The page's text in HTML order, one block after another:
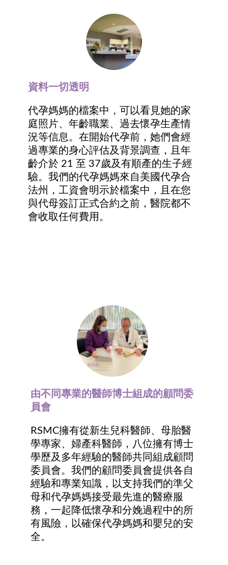
資料一切透明
代孕媽媽的檔案中，可以看見她的家
庭照片、年齡職業、過去懷孕生產情
況等信息。在開始代孕前，她們會經
過專業的身心評估及背景調查，且年
齡介於 21 至 37歲及有順產的生子經
驗。我們的代孕媽媽來自美國代孕合
法州，工資會明示於檔案中，且在您
與代母簽訂正式合約之前，醫院都不
會收取任何費用。
由不同專業的醫師博士組成的顧問委
員會
RSMC擁有從新生兒科醫師、母胎醫
學專家、婦產科醫師，八位擁有博士
學歷及多年經驗的醫師共同組成顧問
委員會。我們的顧問委員會提供各自
經驗和專業知識，以支持我們的準父
母和代孕媽媽接受最先進的醫療服
務，一起降低懷孕和分娩過程中的所
有風險，以確保代孕媽媽和嬰兒的安
全。